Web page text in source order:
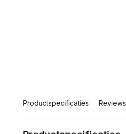
Productspecificaties Reviews